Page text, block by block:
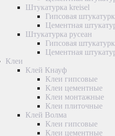
Штукатурка kreisel
Гипсовая
Цементная
Штукатурка русеан
Гипсовая
Цементная
Клеи
Клей Кнауф
Клеи гипсовые
Клеи цементные
Клеи монтажные
Клеи плиточные
Клей Волма
Клеи гипсовые
Клеи цементные